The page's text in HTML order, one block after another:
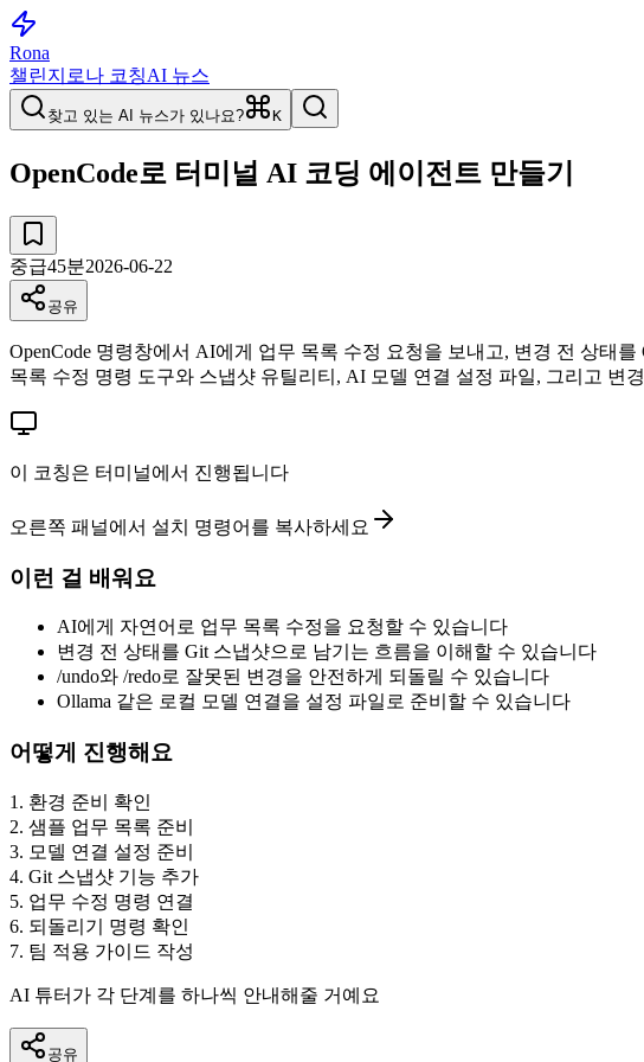
Rona
챌린지 로나 코칭AI 뉴스
찾고 있는 AI 뉴스가 있나요? K
OpenCode로 터미널 AI 코딩 에이전트 만들기
중급45분2026-06-22
공유
OpenCode 명령창에서 AI에게 업무 목록 수정 요청을 보내고, 변경 전 상태
목록 수정 명령 도구와 스냅샷 유틸리티, AI 모델 연결 설정 파일, 그리고 변
이 코칭은 터미널에서 진행됩니다
오른쪽 패널에서 설치 명령어를 복사하세요
이런 걸 배워요
AI에게 자연어로 업무 목록 수정을 요청할 수 있습니다
변경 전 상태를 Git 스냅샷으로 남기는 흐름을 이해할 수 있습니다
/undo와 /redo로 잘못된 변경을 안전하게 되돌릴 수 있습니다
Ollama 같은 로컬 모델 연결을 설정 파일로 준비할 수 있습니다
어떻게 진행해요
1 . 환경 준비 확인
2. 샘플 업무 목록 준비
3. 모델 연결 설정 준비
4. Git 스냅샷 기능 추가
5. 업무 수정 명령 연결
6. 되돌리기 명령 확인
7. 팀 적용 가이드 작성
AI 튜터가 각 단계를 하나씩 안내해줄 거예요
공유